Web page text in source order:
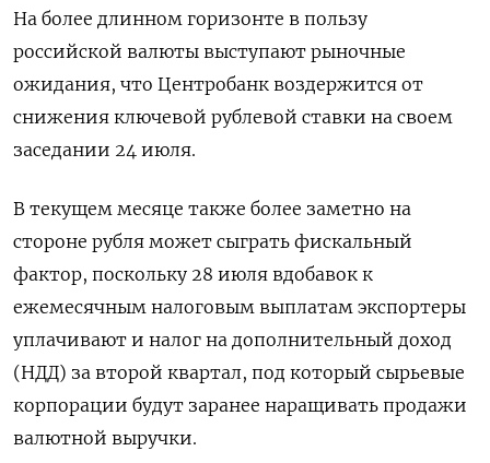
На более длинном горизонте в пользу
российской валюты выступают рыночные
ожидания, что Центробанк воздержится от
снижения ключевой рублевой ставки на своем
заседании 24 июля.
В текущем ‌месяце также более заметно на
стороне рубля может сыграть фискальный
фактор, поскольку 28 июля вдобавок к
ежемесячным налоговым выплатам ‌экспортеры
уплачивают и налог на дополнительный доход
(НДД) за второй квартал, под который сырьевые
корпорации будут заранее наращивать продажи
валютной выручки.